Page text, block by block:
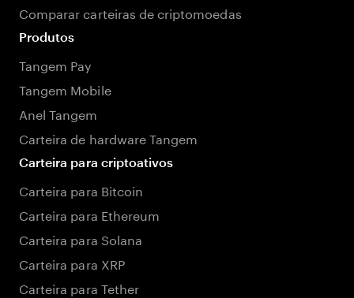
Comparar carteiras de criptomoedas
Produtos
Tangem Pay
Tangem Mobile
Anel Tangem
Carteira de hardware Tangem
Carteira para criptoativos
Carteira para Bitcoin
Carteira para Ethereum
Carteira para Solana
Carteira para XRP
Carteira para Tether